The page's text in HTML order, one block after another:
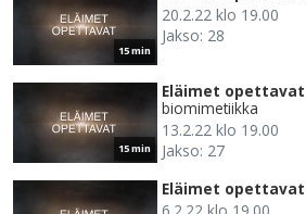
15 min
20.2.22 klo 19.00
Jakso: 28
15 min
Eläimet opettavat
biomimetiikka
13.2.22 klo 19.00
Jakso: 27
Eläimet opettavat